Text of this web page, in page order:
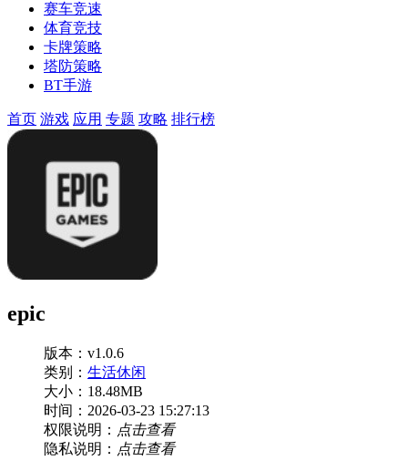
赛车竞速
体育竞技
卡牌策略
塔防策略
BT手游
首页 游戏 应用 专题 攻略 排行榜
epic
版本：v1.0.6
类别： 生活休闲
大小：18.48MB
时间：2026-03-23 15:27:13
权限说明： 点击查看
隐私说明： 点击查看